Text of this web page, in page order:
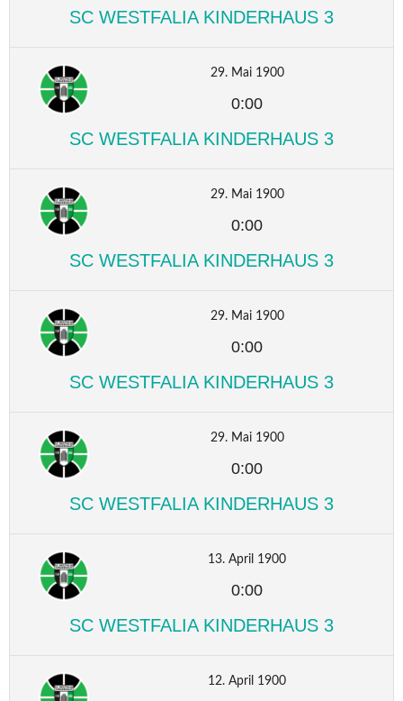
SC WESTFALIA KINDERHAUS 3
29. Mai 1900
0:00
SC WESTFALIA KINDERHAUS 3
29. Mai 1900
0:00
SC WESTFALIA KINDERHAUS 3
29. Mai 1900
0:00
SC WESTFALIA KINDERHAUS 3
29. Mai 1900
0:00
SC WESTFALIA KINDERHAUS 3
13. April 1900
0:00
SC WESTFALIA KINDERHAUS 3
12. April 1900